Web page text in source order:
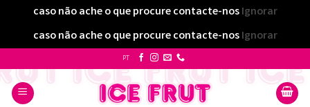
caso não ache o que procure contacte-nosIgnorar
caso não ache o que procure contacte-nosIgnorar
to
content
PT